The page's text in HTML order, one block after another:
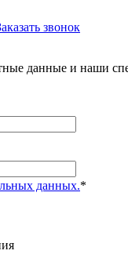
звонок
данные и наши
данных.*